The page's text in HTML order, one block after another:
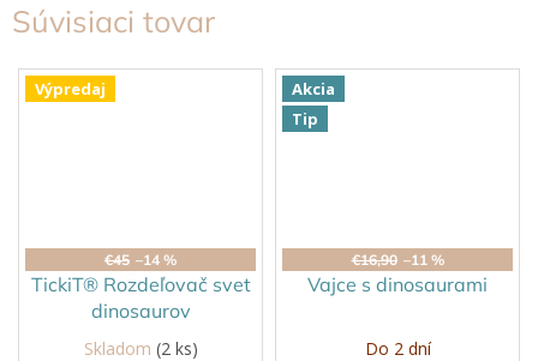
Súvisiaci tovar
Výpredaj
€45 –14 %
TickiT® Rozdeľovač svet
dinosaurov
Skladom (2 ks)
Akcia
Tip
€16,90 –11 %
Vajce s dinosaurami
Do 2 dní